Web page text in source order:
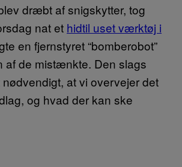
dræbt af snigskytter, tog
nat et hidtil uset værktøj i
en fjernstyret “bomberobot”
af de mistænkte. Den slags
at vi overvejer det
og hvad der kan ske